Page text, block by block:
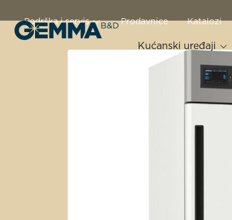
Kućanski uređaji
Podrška i servis Prodavnice Katalozi